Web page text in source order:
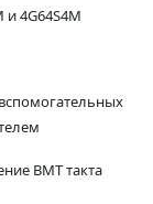
4G64S4M
ВМТ такта